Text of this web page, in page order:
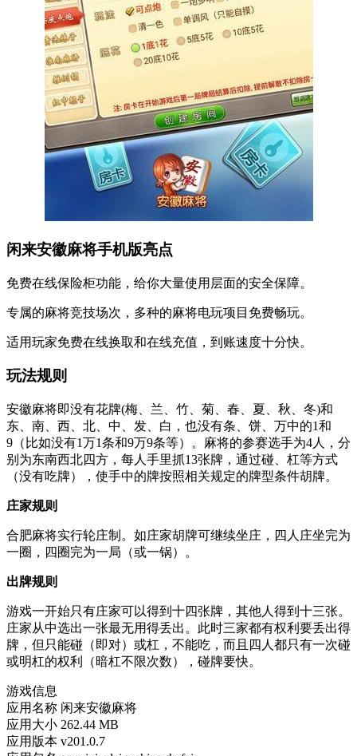
闲来安徽麻将手机版亮点
免费在线保险柜功能，给你大量使用层面的安全保障。
专属的麻将竞技场次，多种的麻将电玩项目免费畅玩。
适用玩家免费在线换取和在线充值，到账速度十分快。
玩法规则
安徽麻将即没有花牌(梅、兰、竹、菊、春、夏、秋、冬)和
东、南、西、北、中、发、白，也没有条、饼、万中的1和
9（比如没有1万1条和9万9条等）。麻将的参赛选手为4人，分
别为东南西北四方，每人手里抓13张牌，通过碰、杠等方式
（没有吃牌），使手中的牌按照相关规定的牌型条件胡牌。
庄家规则
合肥麻将实行轮庄制。如庄家胡牌可继续坐庄，四人庄坐完为
一圈，四圈完为一局（或一锅）。
出牌规则
游戏一开始只有庄家可以得到十四张牌，其他人得到十三张。
庄家从中选出一张最无用得丢出。此时三家都有权利要丢出得
牌，但只能碰（即对）或杠，不能吃，而且四人都只有一次碰
或明杠的权利（暗杠不限次数），碰牌要快。
游戏信息
应用名称 闲来安徽麻将
应用大小 262.44 MB
应用版本 v201.0.7